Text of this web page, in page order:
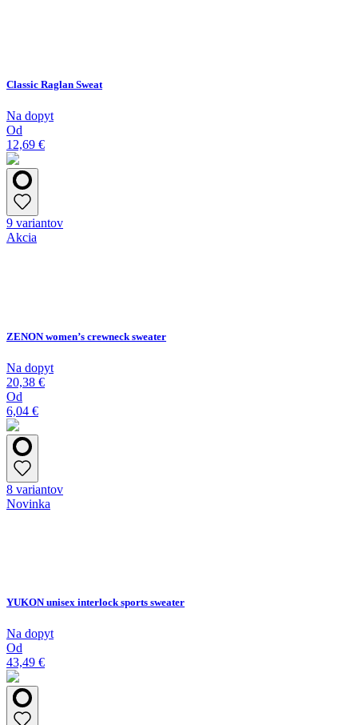
Classic Raglan Sweat
Na dopyt
Od
12,69 €
9 variantov
Akcia
ZENON women’s crewneck sweater
Na dopyt
20,38 €
Od
6,04 €
8 variantov
Novinka
YUKON unisex interlock sports sweater
Na dopyt
Od
43,49 €